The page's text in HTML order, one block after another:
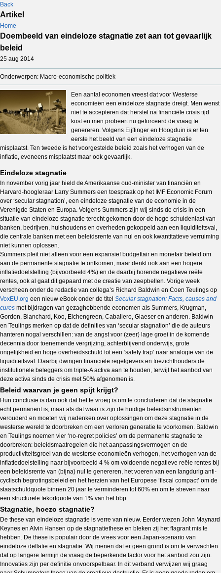
Back
Artikel
Home
Doembeeld van eindeloze stagnatie zet aan tot gevaarlijk
beleid
25 aug 2014
Onderwerpen: Macro-economische politiek
Een aantal economen vreest dat voor Westerse
economieën een eindeloze stagnatie dreigt. Men wenst
niet te accepteren dat herstel na financiële crisis tijd
kost en men probeert nu geforceerd de vraag te
genereren. Volgens Eijffinger en Hoogduin is er ten
eerste het beeld van een eindeloze stagnatie
misplaatst. Ten tweede is het voorgestelde beleid zoals het verhogen van de
inflatie, eveneens misplaatst maar ook gevaarlijk.
Eindeloze stagnatie
In november vorig jaar hield de Amerikaanse oud-minister van financiën en
Harvard-hoogleraar Larry Summers een toespraak op het IMF Economic Forum
over ‘secular stagnation’, een eindeloze stagnatie van de economie in de
Verenigde Staten en Europa. Volgens Summers zijn wij sinds de crisis in een
situatie van eindeloze stagnatie terecht gekomen door de hoge schuldenlast van
banken, bedrijven, huishoudens en overheden gekoppeld aan een liquiditeitsval,
die centrale banken met een beleidsrente van nul en ook kwantitatieve verruiming
niet kunnen oplossen.
Summers pleit niet alleen voor een expansief budgettair en monetair beleid om
aan de permanente stagnatie te ontkomen, maar denkt ook aan een hogere
inflatiedoelstelling (bijvoorbeeld 4%) en de daarbij horende negatieve reële
rentes, ook al gaat dit gepaard met de creatie van zeepbellen. Vorige week
verscheen onder de redactie van collega’s Richard Baldwin en Coen Teulings op
VoxEU.org een nieuw eBook onder de titel Secular stagnation: Facts, causes and
cures met bijdragen van gezaghebbende economen als Summers, Krugman,
Gordon, Blanchard, Koo, Eichengreen, Caballero, Glaeser en anderen. Baldwin
en Teulings merken op dat de definities van ‘secular stagnation’ die de auteurs
hanteren nogal verschillen: van de angst voor (zeer) lage groei in de komende
decennia door toenemende vergrijzing, achterblijvend onderwijs, grote
ongelijkheid en hoge overheidsschuld tot een ‘safety trap’ naar analogie van de
liquiditeitsval. Daarbij dwingen financiële regelgevers en toezichthouders de
institutionele beleggers om triple-A activa aan te houden, terwijl het aanbod van
deze activa sinds de crisis met 50% afgenomen is.
Beleid waarvan je geen spijt krijgt?
Hun conclusie is dan ook dat het te vroeg is om te concluderen dat de stagnatie
echt permanent is, maar als dat waar is zijn de huidige beleidsinstrumenten
verouderd en moeten wij nadenken over oplossingen om deze stagnatie in de
westerse wereld te doorbreken om een verloren generatie te voorkomen. Baldwin
en Teulings noemen vier ‘no-regret policies’ om de permanente stagnatie te
doorbreken: beleidsmaatregelen die het aanpassingsvermogen en de
productiviteitsgroei van de westerse economieën verhogen, het verhogen van de
inflatiedoelstelling naar bijvoorbeeld 4 % om voldoende negatieve reële rentes bij
een beleidsrente van (bijna) nul te genereren, het voeren van een langdurig anti-
cyclisch begrotingsbeleid en het herzien van het Europese ‘fiscal compact’ om de
staatschuldquote binnen 20 jaar te verminderen tot 60% en om te streven naar
een structurele tekortquote van 1% van het bbp.
Stagnatie, hoezo stagnatie?
De these van eindeloze stagnatie is verre van nieuw. Eerder wezen John Maynard
Keynes en Alvin Hansen op de stagnatiethese en bleken zij het flagrant mis te
hebben. De these is populair door de vrees voor een Japan-scenario van
eindeloze deflatie en stagnatie. Wij menen dat er geen grond is om te verwachten
dat op langere termijn de vraag de beperkende factor voor het aanbod zou zijn.
Innovaties zijn per definitie onvoorspelbaar. In dit verband verwijzen wij graag